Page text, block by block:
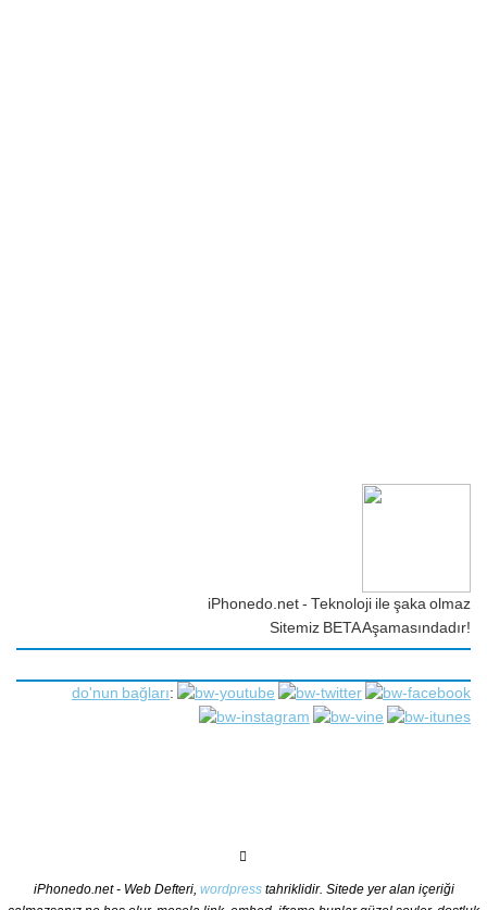
iPhonedo.net - Teknoloji ile şaka olmaz
Sitemiz BETA Aşamasındadır!
do'nun bağları:
iPhonedo.net - Web Defteri, wordpresstahriklidir. Sitede yer alan içeriği